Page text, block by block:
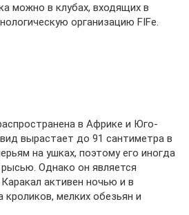
можно в клубах, входящих в
организацию FIFe.
в Африке и Юго-
вырастает до 91 сантиметра в
на ушках, поэтому его иногда
Однако он является
активен ночью и в
мелких обезьян и